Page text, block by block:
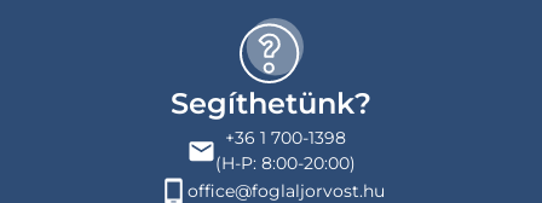
Segíthetünk?
+36 1 700-1398
(H-P: 8:00-20:00)
office@foglaljorvost.hu